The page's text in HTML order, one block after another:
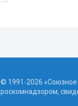
© 1991-2026 «Союзное
роскомнадзором,